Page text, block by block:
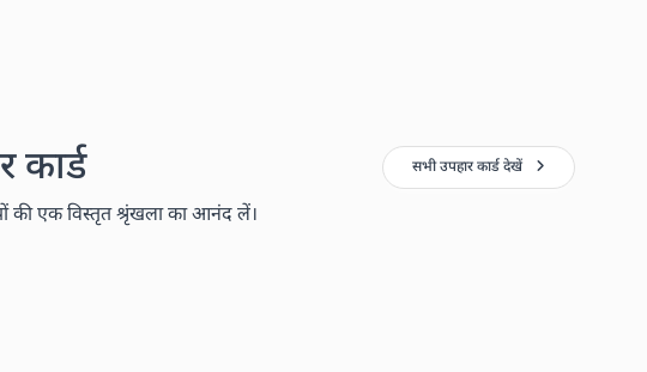
की एक विस्तृत श्रृंखला का आनंद लें।
सभी उपहार कार्ड देखें